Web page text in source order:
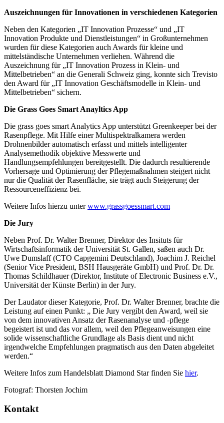
Auszeichnungen für Innovationen in verschiedenen Kategorien
Neben den Kategorien „IT Innovation Prozesse“ und „IT
Innovation Produkte und Dienstleistungen“ in Großunternehmen
wurden für diese Kategorien auch Awards für kleine und
mittelständische Unternehmen verliehen. Während die
Auszeichnung für „IT Innovation Prozess in Klein- und
Mittelbetrieben“ an die Generali Schweiz ging, konnte sich Trevisto
den Award für „IT Innovation Geschäftsmodelle in Klein- und
Mittelbetrieben“ sichern.
Die Grass Goes Smart Anayltics App
Die grass goes smart Analytics App unterstützt Greenkeeper bei der
Rasenpflege. Mit Hilfe einer Multispektralkamera werden
Drohnenbilder automatisch erfasst und mittels intelligenter
Analysemethodik objektive Messwerte und
Handlungsempfehlungen bereitgestellt. Die dadurch resultierende
Vorhersage und Optimierung der Pflegemaßnahmen steigert nicht
nur die Qualität der Rasenfläche, sie trägt auch Steigerung der
Ressourceneffizienz bei.
Weitere Infos hierzu unterwww.grassgoessmart.com
Die Jury
Neben Prof. Dr. Walter Brenner, Direktor des Insituts für
Wirtschaftsinformatik der Universität St. Gallen, saßen auch Dr.
Uwe Dumslaff (CTO Capgemini Deutschland), Joachim J. Reichel
(Senior Vice President, BSH Hausgeräte GmbH) und Prof. Dr. Dr.
Thomas Schildhauer (Direktor, Institute of Electronic Business e.V.,
Universität der Künste Berlin) in der Jury.
Der Laudator dieser Kategorie, Prof. Dr. Walter Brenner, brachte die
Leistung auf einen Punkt: „ Die Jury vergibt den Award, weil sie
von dem innovativen Ansatz der Rasenanalyse und -pflege
begeistert ist und das vor allem, weil den Pflegeanweisungen eine
solide wissenschaftliche Grundlage als Basis dient und nicht
irgendwelche Empfehlungen pragmatisch aus den Daten abgeleitet
werden.“
Weitere Infos zum Handelsblatt Diamond Star finden Sie hier.
Fotograf: Thorsten Jochim
Kontakt